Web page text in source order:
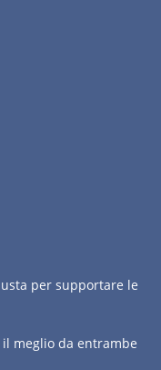
per supportare le
meglio da entrambe